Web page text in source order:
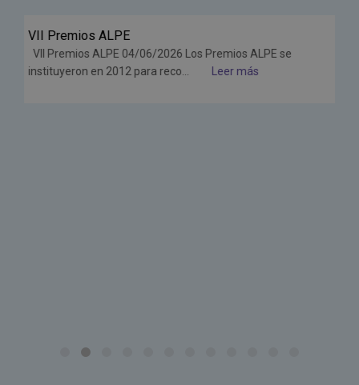
Jun
26
VII Premios ALPE
VII Premios ALPE 04/06/2026 Los Premios ALPE se
instituyeron en 2012 para reco...
Leer más